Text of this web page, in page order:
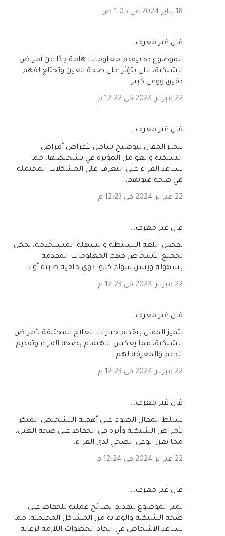
18 يناير 2024 في 1:05 ص
‏قال غير معرف…
الموضوع ده بيقدم معلومات هامة جدًا عن أمراض
الشبكية، اللي بتؤثر على صحة العين وتحتاج لفهم
دقيق ووعي كبير.
22 فبراير 2024 في 12:22 م
‏قال غير معرف…
يتميز المقال بتوضيح شامل لأعراض أمراض
الشبكية والعوامل المؤثرة في تشخيصها، مما
يساعد القراء على التعرف على المشكلات المحتملة
في صحة عيونهم.
22 فبراير 2024 في 12:23 م
‏قال غير معرف…
بفضل اللغة البسيطة والسهلة المستخدمة، يمكن
لجميع الأشخاص فهم المعلومات المقدمة
بسهولة ويسر، سواء كانوا ذوي خلفية طبية أو لا.
22 فبراير 2024 في 12:23 م
‏قال غير معرف…
يتميز المقال بتقديم خيارات العلاج المختلفة لأمراض
الشبكية، مما يعكس الاهتمام بصحة القراء وتقديم
الدعم والمعرفة لهم.
22 فبراير 2024 في 12:23 م
‏قال غير معرف…
يسلط المقال الضوء على أهمية التشخيص المبكر
لأمراض الشبكية وأثره في الحفاظ على صحة العين،
مما يعزز الوعي الصحي لدى القراء.
22 فبراير 2024 في 12:24 م
‏قال غير معرف…
تميز الموضوع بتقديم نصائح عملية للحفاظ على
صحة الشبكية والوقاية من المشاكل المحتملة، مما
يساعد الأشخاص في اتخاذ الخطوات اللازمة لرعاية